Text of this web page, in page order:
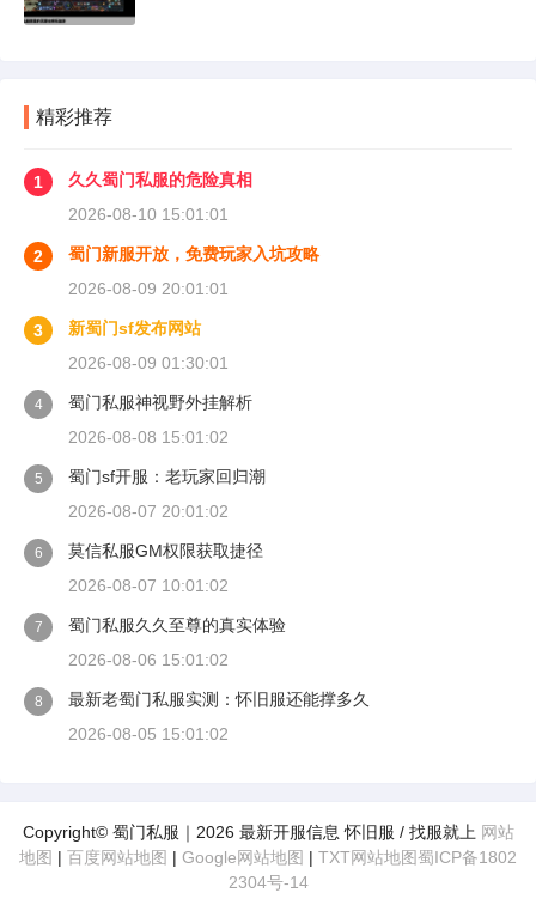
精彩推荐
1
久久蜀门私服的危险真相
2026-08-10 15:01:01
2
蜀门新服开放，免费玩家入坑攻略
2026-08-09 20:01:01
3
新蜀门sf发布网站
2026-08-09 01:30:01
4
蜀门私服神视野外挂解析
2026-08-08 15:01:02
5
蜀门sf开服：老玩家回归潮
2026-08-07 20:01:02
6
莫信私服GM权限获取捷径
2026-08-07 10:01:02
7
蜀门私服久久至尊的真实体验
2026-08-06 15:01:02
8
最新老蜀门私服实测：怀旧服还能撑多久
2026-08-05 15:01:02
Copyright© 蜀门私服｜2026 最新开服信息 怀旧服 / 找服就上 网站
地图 | 百度网站地图 | Google网站地图 | TXT网站地图蜀ICP备1802
2304号-14